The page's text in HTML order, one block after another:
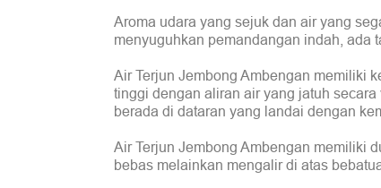
Aroma udara yang sejuk dan air yang
menyuguhkan pemandangan indah, ada
Air Terjun Jembong Ambengan memiliki
tinggi dengan aliran air yang jatuh
berada di dataran yang landai dengan
Air Terjun Jembong Ambengan memiliki
bebas melainkan mengalir di atas